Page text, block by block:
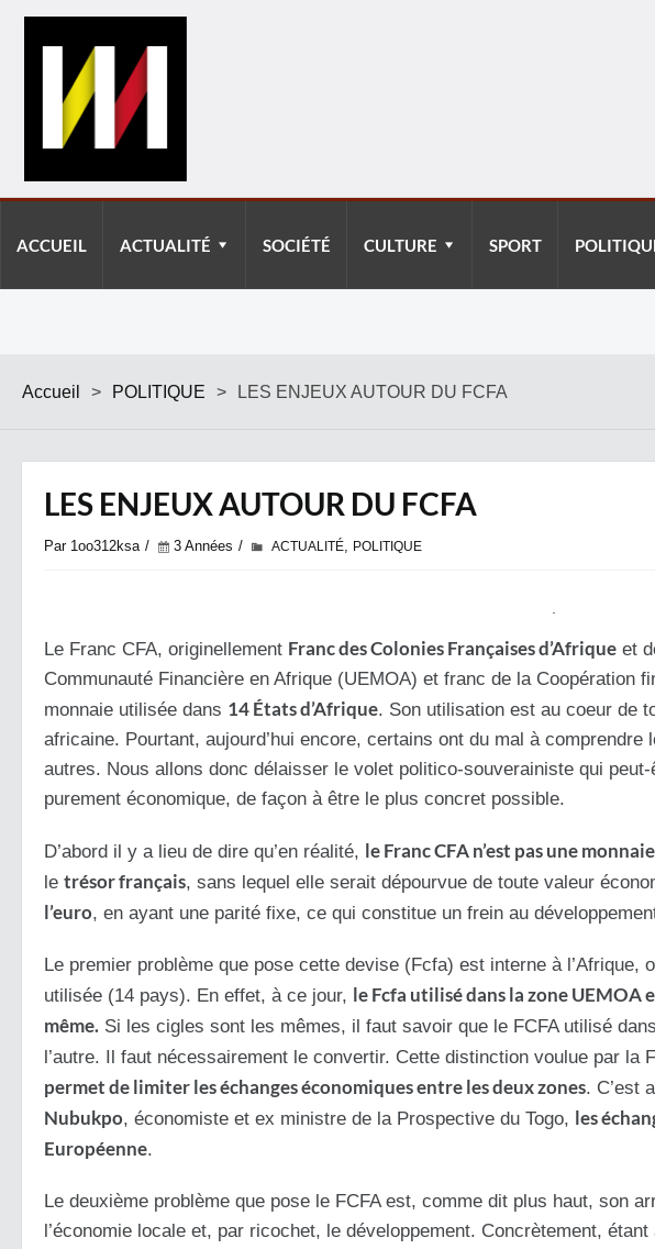
ACCUEIL ACTUALITÉ SOCIÉTÉ CULTURE SPORT
Accueil > POLITIQUE > LES ENJEUX AUTOUR DU FCFA
LES ENJEUX AUTOUR DU FCFA
Par 1oo312ksa 3 Années ACTUALITÉ, POLITIQUE
Le Franc CFA, originellement Franc des Colonies Françaises d’Afrique et
Communauté Financière en Afrique (UEMOA) et franc de la Coopération
monnaie utilisée dans 14 États d’Afrique. Son utilisation est au coeur de
africaine. Pourtant, aujourd’hui encore, certains ont du mal à
autres. Nous allons donc délaisser le volet politico-souverainiste qui
purement économique, de façon à être le plus concret possible.
D’abord il y a lieu de dire qu’en réalité, le Franc CFA n’est pas une
le trésor français, sans lequel elle serait dépourvue de toute valeur
l’euro, en ayant une parité fixe, ce qui constitue un frein au
Le premier problème que pose cette devise (Fcfa) est interne à
utilisée (14 pays). En effet, à ce jour, le Fcfa utilisé dans la zone UEMOA
même. Si les cigles sont les mêmes, il faut savoir que le FCFA utilisé
l’autre. Il faut nécessairement le convertir. Cette distinction voulue par la
permet de limiter les échanges économiques entre les deux zones. C’est
Nubukpo, économiste et ex ministre de la Prospective du Togo, les
Européenne.
Le deuxième problème que pose le FCFA est, comme dit plus haut, son
l’économie locale et, par ricochet, le développement. Concrètement,